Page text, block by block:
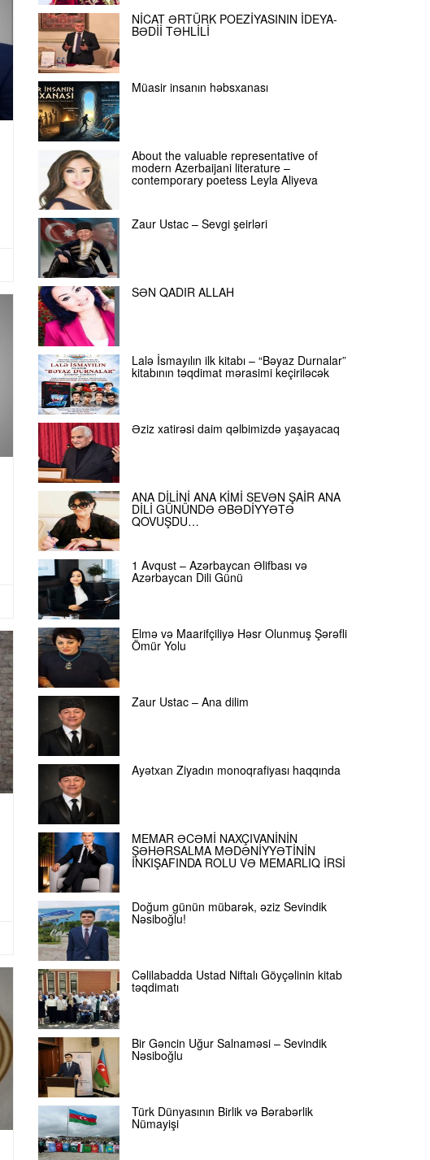
NİCAT ƏRTÜRK POEZİYASININ İDEYA-
BƏDİİ TƏHLİLİ
Müasir insanın həbsxanası
About the valuable representative of
modern Azerbaijani literature –
contemporary poetess Leyla Aliyeva
Zaur Ustac – Sevgi şeirləri
SƏN QADIR ALLAH
Lalə İsmayılın ilk kitabı – “Bəyaz Durnalar”
kitabının təqdimat mərasimi keçiriləcək
Əziz xatirəsi daim qəlbimizdə yaşayacaq
ANA DİLİNİ ANA KİMİ SEVƏN ŞAİR ANA
DİLİ GÜNÜNDƏ ƏBƏDİYYƏTƏ
QOVUŞDU…
1 Avqust – Azərbaycan Əlifbası və
Azərbaycan Dili Günü
Elmə və Maarifçiliyə Həsr Olunmuş Şərəfli
Ömür Yolu
Zaur Ustac – Ana dilim
Ayətxan Ziyadın monoqrafiyası haqqında
MEMAR ƏCƏMİ NAXÇIVANİNİN
ŞƏHƏRSALMA MƏDƏNİYYƏTİNİN
İNKIŞAFINDA ROLU VƏ MEMARLIQ İRSİ
Doğum günün mübarək, əziz Sevindik
Nəsiboğlu!
Cəlilabadda Ustad Niftalı Göyçəlinin kitab
təqdimatı
Bir Gəncin Uğur Salnaməsi – Sevindik
Nəsiboğlu
Türk Dünyasının Birlik və Bərabərlik
Nümayişi